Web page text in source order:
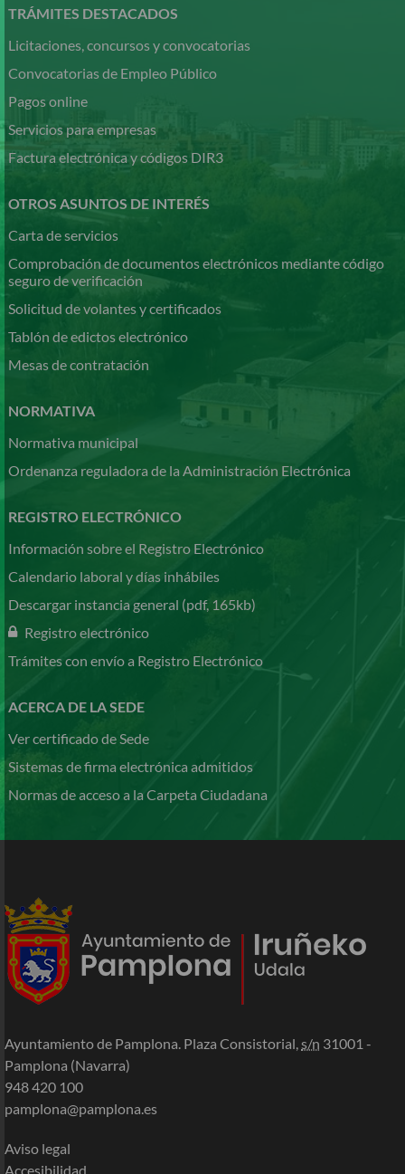
contenido
TRÁMITES DESTACADOS
Licitaciones, concursos y convocatorias
Convocatorias de Empleo Público
Pagos online
Servicios para empresas
Factura electrónica y códigos DIR3
OTROS ASUNTOS DE INTERÉS
Carta de servicios
Comprobación de documentos electrónicos mediante código
seguro de verificación
Solicitud de volantes y certificados
Tablón de edictos electrónico
Mesas de contratación
NORMATIVA
Normativa municipal
Ordenanza reguladora de la Administración Electrónica
REGISTRO ELECTRÓNICO
Información sobre el Registro Electrónico
Calendario laboral y días inhábiles
Descargar instancia general (pdf, 165kb)
Registro electrónico
Trámites con envío a Registro Electrónico
ACERCA DE LA SEDE
Ver certificado de Sede
Sistemas de firma electrónica admitidos
Normas de acceso a la Carpeta Ciudadana
Ayuntamiento de Pamplona. Plaza Consistorial,s/n 31001 -
Pamplona (Navarra)
948 420 100
pamplona@pamplona.es
Aviso legal
Accesibilidad